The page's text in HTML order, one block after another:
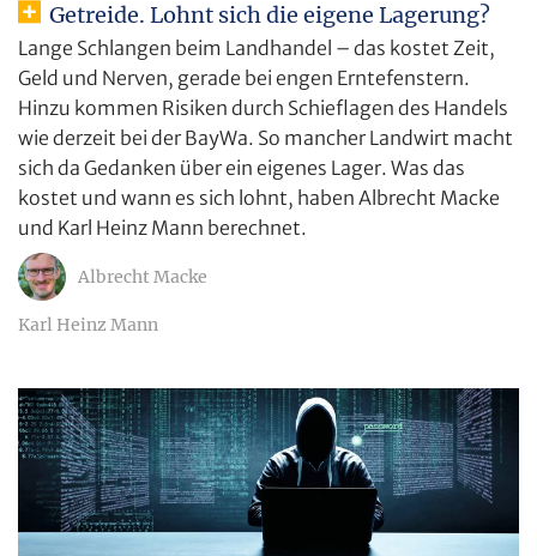
Getreide. Lohnt sich die eigene Lagerung?
Lange Schlangen beim Landhandel – das kostet Zeit,
Geld und Nerven, gerade bei engen Erntefenstern.
Hinzu kommen Risiken durch Schieflagen des Handels
wie derzeit bei der BayWa. So mancher Landwirt macht
sich da Gedanken über ein eigenes Lager. Was das
kostet und wann es sich lohnt, haben Albrecht Macke
und Karl Heinz Mann berechnet.
Albrecht Macke
Karl Heinz Mann